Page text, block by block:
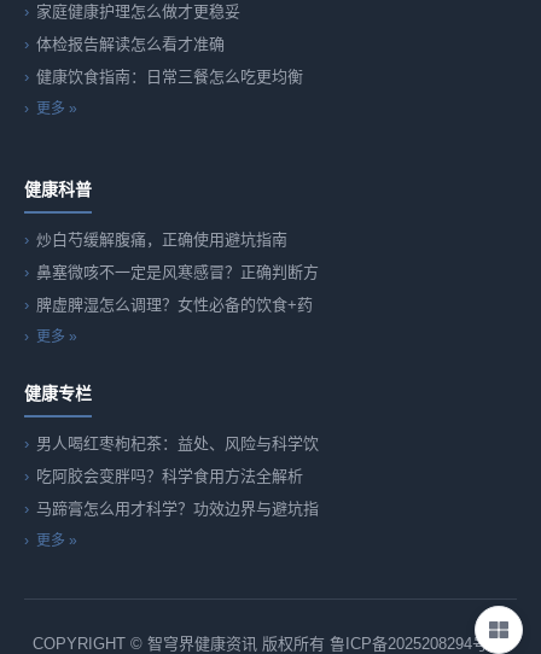
家庭健康护理怎么做才更稳妥
体检报告解读怎么看才准确
健康饮食指南：日常三餐怎么吃更均衡
更多 »
健康科普
炒白芍缓解腹痛，正确使用避坑指南
鼻塞微咳不一定是风寒感冒？正确判断方
脾虚脾湿怎么调理？女性必备的饮食+药
更多 »
健康专栏
男人喝红枣枸杞茶：益处、风险与科学饮
吃阿胶会变胖吗？科学食用方法全解析
马蹄膏怎么用才科学？功效边界与避坑指
更多 »
COPYRIGHT © 智穹界健康资讯 版权所有 鲁ICP备2025208294号-82